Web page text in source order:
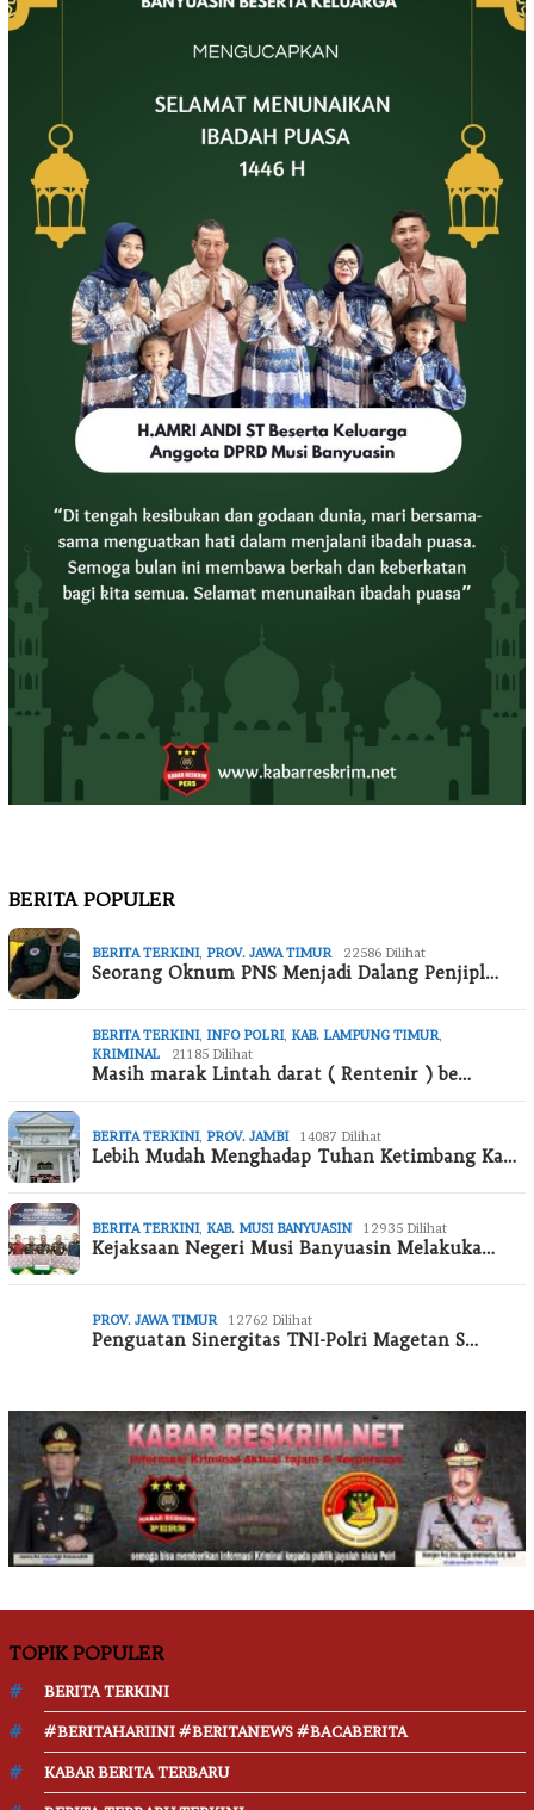
BERITA POPULER
BERITA TERKINI, PROV. JAWA TIMUR 22586 Dilihat
Seorang Oknum PNS Menjadi Dalang Penjipl…
BERITA TERKINI, INFO POLRI, KAB. LAMPUNG TIMUR
KRIMINAL
21185 Dilihat
Masih marak Lintah darat ( Rentenir ) be…
BERITA TERKINI, PROV. JAMBI 14087 Dilihat
Lebih Mudah Menghadap Tuhan Ketimbang Ka…
BERITA TERKINI, KAB. MUSI BANYUASIN 12935 Dilihat
Kejaksaan Negeri Musi Banyuasin Melakuka…
PROV. JAWA TIMUR 12762 Dilihat
Penguatan Sinergitas TNI-Polri Magetan S…
TOPIK POPULER
BERITA TERKINI
#BERITAHARIINI #BERITANEWS #BACABERITA
KABAR BERITA TERBARU